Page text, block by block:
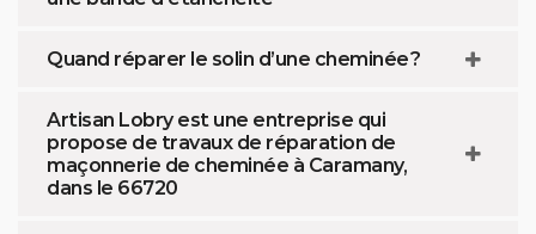
Quand réparer le solin d’une cheminée ?
Artisan Lobry est une entreprise qui
propose de travaux de réparation de
maçonnerie de cheminée à Caramany,
dans le 66720